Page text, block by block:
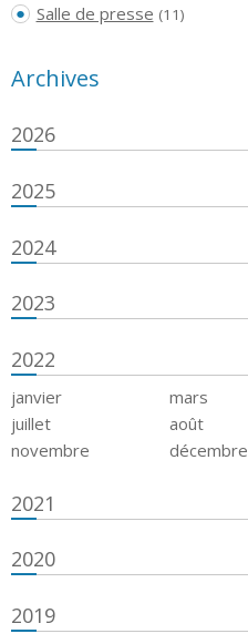
Salle de presse (11)
Archives
2026
2025
2024
2023
2022
janvier mars
juillet
août
novembre
décembre
2021
2020
2019